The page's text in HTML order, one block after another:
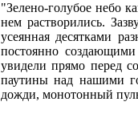
"Зелено-голубое небо
нем растворились.
усеянная десятками
постоянно
увидели прямо перед
паутины над нашими
дожди, монотонный